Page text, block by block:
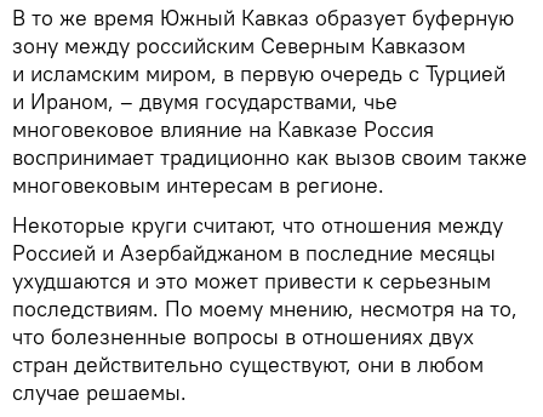
В то же время Южный Кавказ образует буферную
зону между российским Северным Кавказом
и исламским миром, в первую очередь с Турцией
и Ираном, – двумя государствами, чье
многовековое влияние на Кавказе Россия
воспринимает традиционно как вызов своим также
многовековым интересам в регионе.
Некоторые круги считают, что отношения между
Россией и Азербайджаном в последние месяцы
ухудшаются и это может привести к серьезным
последствиям. По моему мнению, несмотря на то,
что болезненные вопросы в отношениях двух
стран действительно существуют, они в любом
случае решаемы.